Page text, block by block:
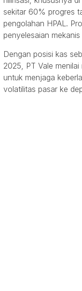
sekitar 60% progres
pengolahan HPAL.
penyelesaian
Dengan posisi kas
2025, PT Vale
untuk menjaga
volatilitas pasar ke